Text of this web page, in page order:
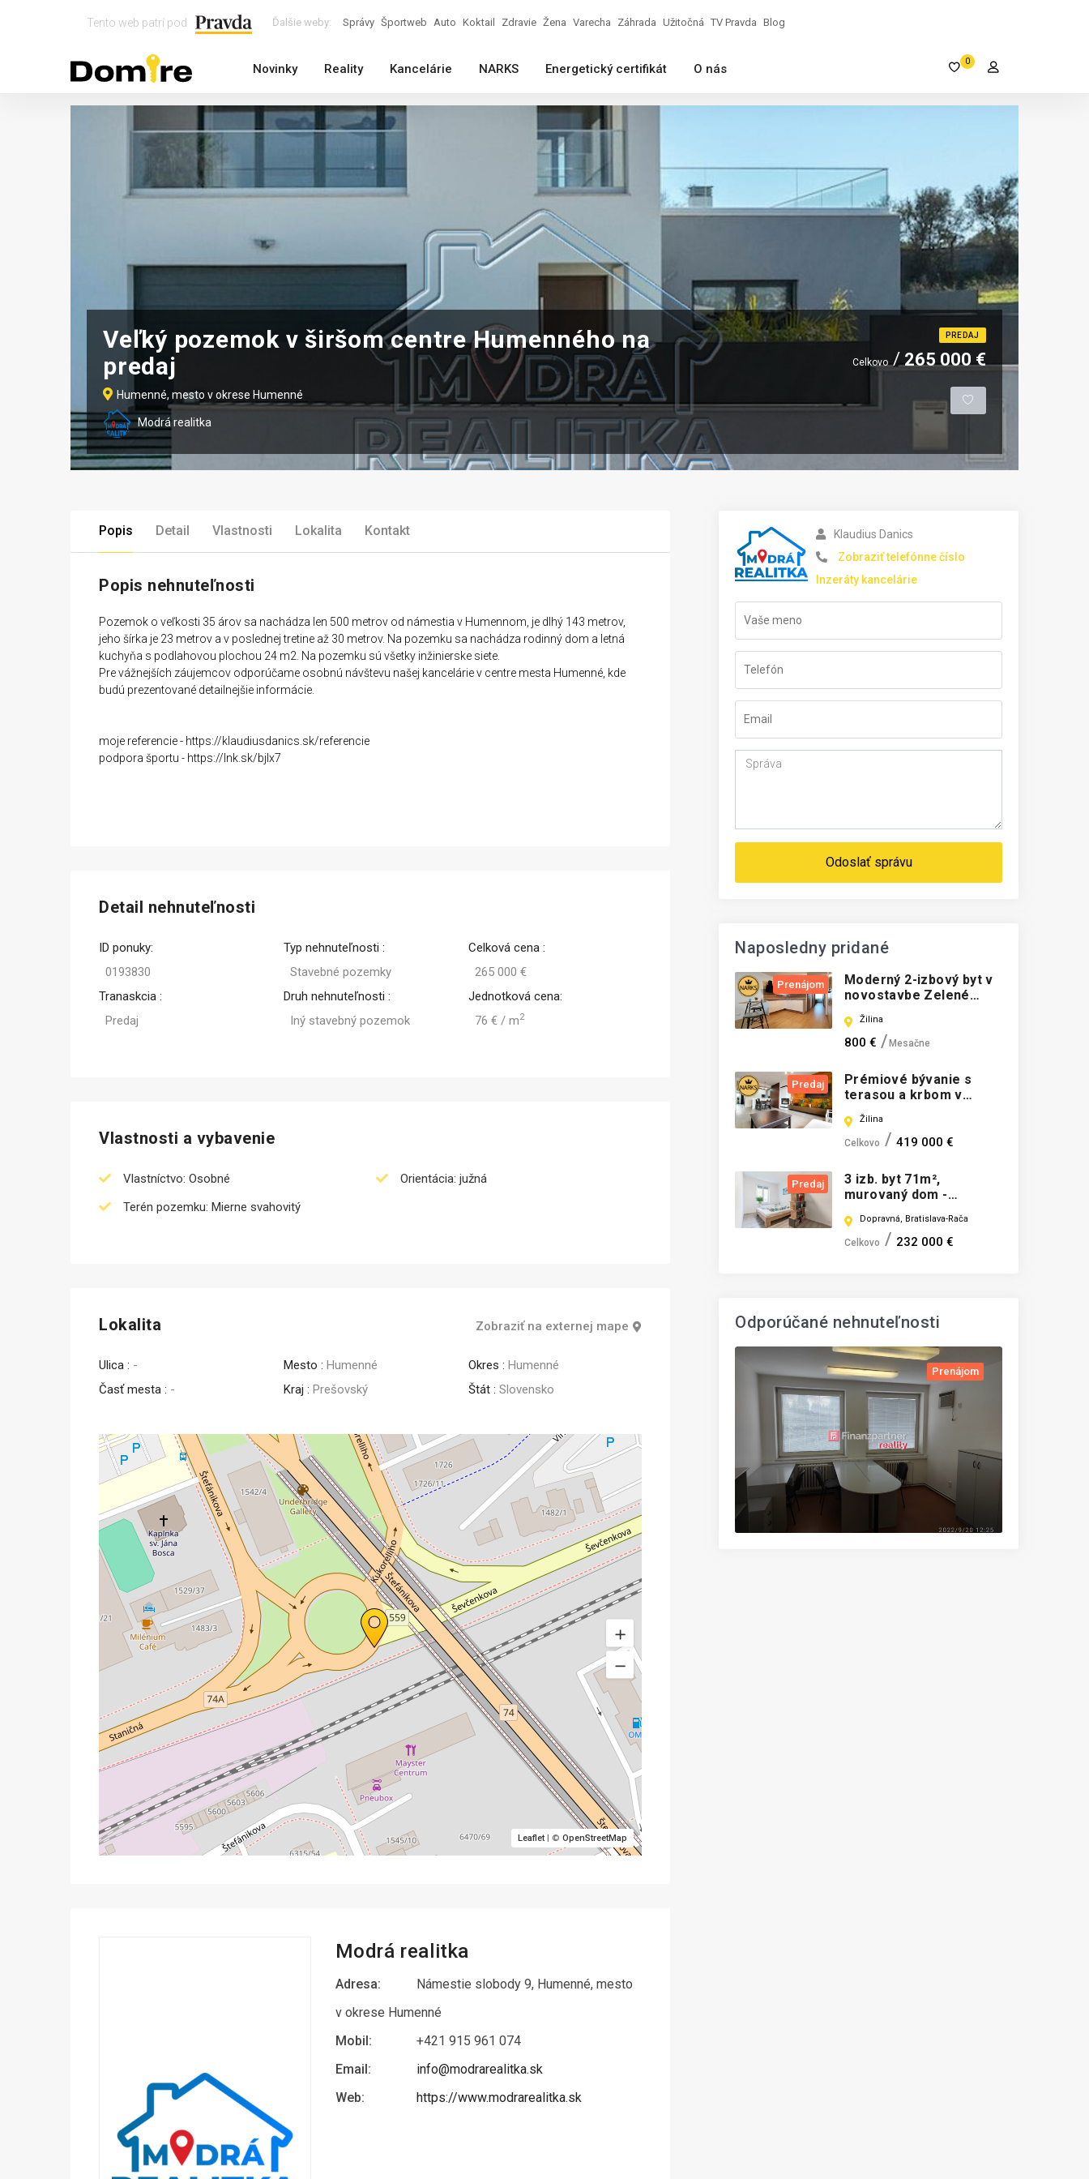
Tento web patrí pod Ďalšie weby: Správy Športweb Auto Koktail Zdravie Žena Varecha Záhrada Užitočná TV Pravda Blog
Novinky Reality Kancelárie NARKS Energetický certifikát O nás
0
Veľký pozemok v širšom centre Humenného na
predaj
Humenné, mesto v okrese Humenné
Modrá realitka
PREDAJ
Celkovo 265 000 €
Popis Detail Vlastnosti Lokalita Kontakt
Popis nehnuteľnosti
Pozemok o veľkosti 35 árov sa nachádza len 500 metrov od námestia v Humennom, je dlhý 143 metrov,
jeho šírka je 23 metrov a v poslednej tretine až 30 metrov. Na pozemku sa nachádza rodinný dom a letná
kuchyňa s podlahovou plochou 24 m2. Na pozemku sú všetky inžinierske siete.
Pre vážnejších záujemcov odporúčame osobnú návštevu našej kancelárie v centre mesta Humenné, kde
budú prezentované detailnejšie informácie.
moje referencie - https://klaudiusdanics.sk/referencie
podpora športu - https://lnk.sk/bjlx7
Detail nehnuteľnosti
ID ponuky:
0193830
Tranaskcia :
Predaj
Typ nehnuteľnosti :
Stavebné pozemky
Druh nehnuteľnosti :
Iný stavebný pozemok
Celková cena :
265 000 €
Jednotková cena:
76 € / m2
Vlastnosti a vybavenie
Vlastníctvo: Osobné
Terén pozemku: Mierne svahovitý
Orientácia: južná
Lokalita Zobraziť na externej mape
Ulica : -
Časť mesta : -
Mesto : Humenné
Kraj : Prešovský
Okres : Humenné
Štát : Slovensko
Leaflet| © OpenStreetMap
Modrá realitka
Adresa:
Námestie slobody 9, Humenné, mesto
v okrese Humenné
Mobil:
+421 915 961 074
Email:
info@modrarealitka.sk
Web:
https://www.modrarealitka.sk
Klaudius Danics
Zobraziť telefónne číslo
Inzeráty kancelárie
Odoslať správu
Naposledny pridané
Prenájom
Moderný 2-izbový byt v
novostavbe Zelené
Vlčince s garážovým
státím
Žilina
800 € Mesačne
Predaj
Prémiové bývanie s
terasou a krbom v
centre Žiliny
Žilina
Celkovo 419 000 €
Predaj
3 izb. byt 71m²,
murovaný dom -
RačaDopravná, Bratislava-Rača
Celkovo 232 000 €
Odporúčané nehnuteľnosti
Prenájom Prenájom